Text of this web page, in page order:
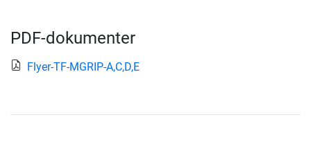
PDF-dokumenter
Flyer-TF-MGRIP-A,C,D,E